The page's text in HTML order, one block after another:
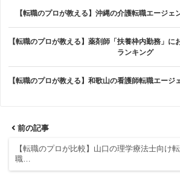
【転職のプロが教える】沖縄の介護転職エージェ
【転職のプロが教える】薬剤師「扶養枠内勤務」に
ランキング
【転職のプロが教える】和歌山の看護師転職エージ
前の記事
【転職のプロが比較】山口の理学療法士向け
職…